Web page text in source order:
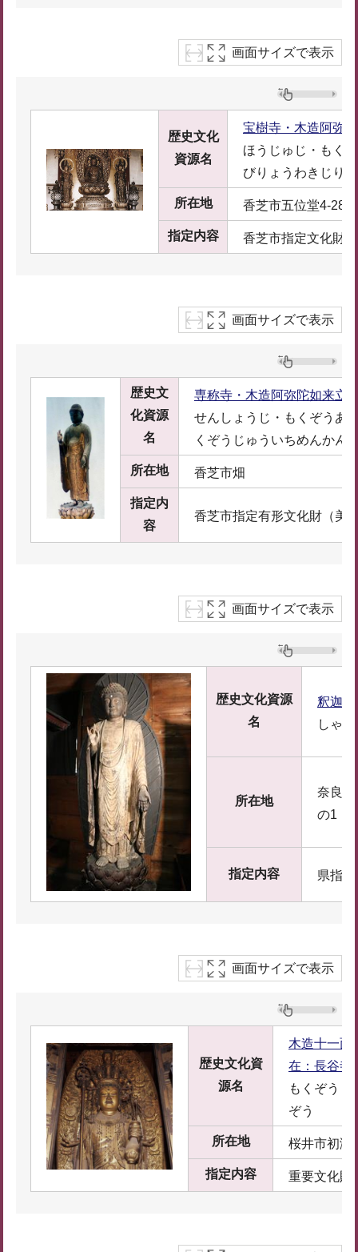
画面サイズで表示
歴史文化
資源名
宝樹寺・木造阿弥
ほうじゅじ・もく
びりょうわきじり
所在地 香芝市五位堂4-286
指定内容 香芝市指定文化財
画面サイズで表示
歴史文
化資源
名
専称寺・木造阿弥陀如来立
せんしょうじ・もくぞうあ
くぞうじゅういちめんかん
所在地 香芝市畑
指定内
容
香芝市指定有形文化財（美
画面サイズで表示
歴史文化資源
名
釈迦
しゃ
所在地
奈良
の1
指定内容 県指
画面サイズで表示
歴史文化資
源名
木造十一面
在：長谷寺
もくぞうじ
ぞう
所在地 桜井市初瀬
指定内容 重要文化財